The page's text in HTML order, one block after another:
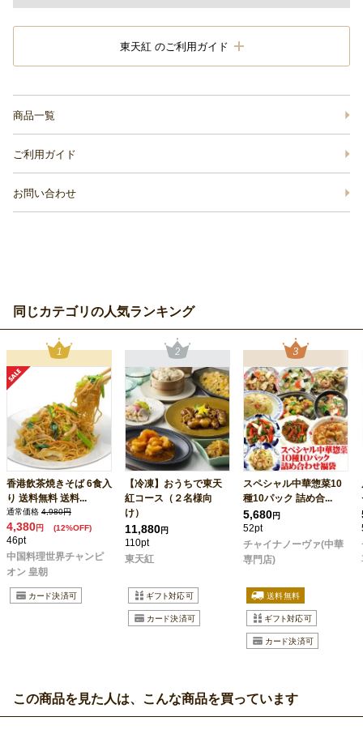
東天紅 のご利用ガイド
商品一覧
ご利用ガイド
お問い合わせ
同じカテゴリの人気ランキング
香港飲茶焼きそば 6食入
り 送料無料 送料...
通常価格 4,980円
4,380円 (12%OFF)
46pt
中国料理世界チャンピ
オン 皇朝
【冷凍】おうちで東天
紅コース（２名様向
け）
11,880円
110pt
東天紅
スペシャル中華惣菜10
種10パック 詰め合...
5,680円
52pt
チャイナノーヴァ(中華
専門店)
この商品を見た人は、こんな商品を買っています